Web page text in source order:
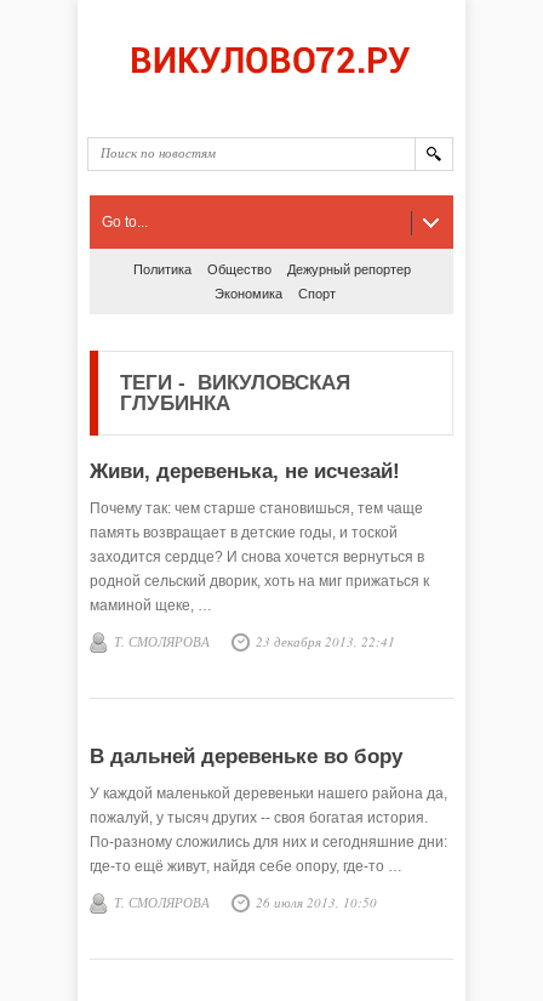
Go to...
Политика Общество
Дежурный репортер
Экономика
Спорт
ТЕГИ - ВИКУЛОВСКАЯ
ГЛУБИНКА
Живи, деревенька, не исчезай!
Почему так: чем старше становишься, тем чаще
память возвращает в детские годы, и тоской
заходится сердце? И снова хочется вернуться в
родной сельский дворик, хоть на миг прижаться к
маминой щеке, …
Т. СМОЛЯРОВА 23 декабря 2013, 22:41
В дальней деревеньке во бору
У каждой маленькой деревеньки нашего района да,
пожалуй, у тысяч других -- своя богатая история.
По-разному сложились для них и сегодняшние дни:
где-то ещё живут, найдя себе опору, где-то …
Т. СМОЛЯРОВА 26 июля 2013, 10:50